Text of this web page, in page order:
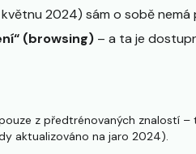
2024) sám o sobě
(browsing) – a ta je
z předtrénovaných znalostí
aktualizováno na jaro 2024).